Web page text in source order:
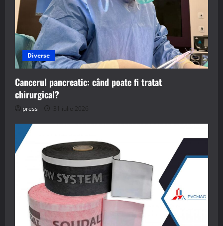
Diverse
Cancerul pancreatic: când poate fi tratat
chirurgical?
press 31 iulie 2026